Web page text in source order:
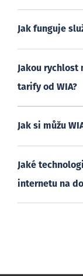
Jak funguje
Jakou
tarify od WIA?
Jak si můžu
Jaké
internetu na